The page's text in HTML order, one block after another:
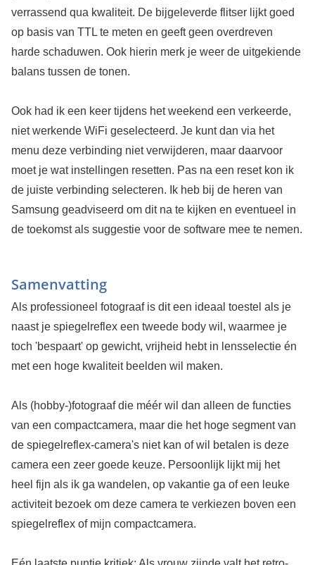
verrassend qua kwaliteit. De bijgeleverde flitser lijkt goed
op basis van TTL te meten en geeft geen overdreven
harde schaduwen. Ook hierin merk je weer de uitgekiende
balans tussen de tonen.
Ook had ik een keer tijdens het weekend een verkeerde,
niet werkende WiFi geselecteerd. Je kunt dan via het
menu deze verbinding niet verwijderen, maar daarvoor
moet je wat instellingen resetten. Pas na een reset kon ik
de juiste verbinding selecteren. Ik heb bij de heren van
Samsung geadviseerd om dit na te kijken en eventueel in
de toekomst als suggestie voor de software mee te nemen.
Samenvatting
Als professioneel fotograaf is dit een ideaal toestel als je
naast je spiegelreflex een tweede body wil, waarmee je
toch 'bespaart' op gewicht, vrijheid hebt in lensselectie én
met een hoge kwaliteit beelden wil maken.
Als (hobby-)fotograaf die méér wil dan alleen de functies
van een compactcamera, maar die het hoge segment van
de spiegelreflex-camera's niet kan of wil betalen is deze
camera een zeer goede keuze. Persoonlijk lijkt mij het
heel fijn als ik ga wandelen, op vakantie ga of een leuke
activiteit bezoek om deze camera te verkiezen boven een
spiegelreflex of mijn compactcamera.